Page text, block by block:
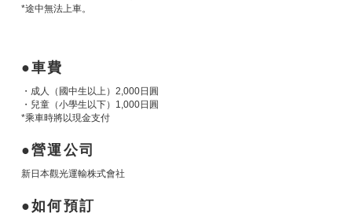
*途中無法上車。
車費
・成人（國中生以上）2,000日圓
・兒童（小學生以下）1,000日圓
*乘車時將以現金支付
營運公司
新日本觀光運輸株式會社
如何預訂